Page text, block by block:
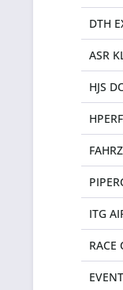
DTH
ASR
HJS
ITG
RACE